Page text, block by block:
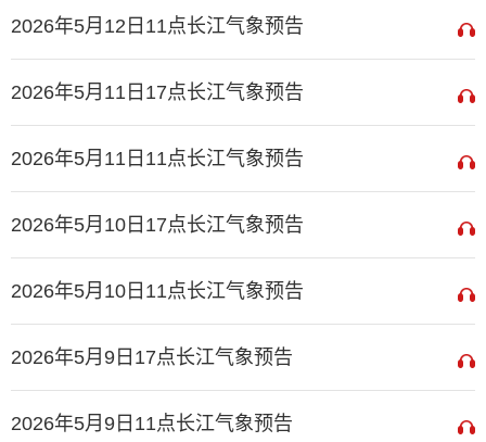
2026年5月12日11点长江气象预告
2026年5月11日17点长江气象预告
2026年5月11日11点长江气象预告
2026年5月10日17点长江气象预告
2026年5月10日11点长江气象预告
2026年5月9日17点长江气象预告
2026年5月9日11点长江气象预告